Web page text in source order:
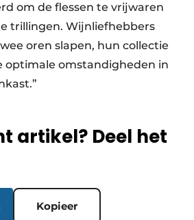
om de flessen te vrijwaren
trillingen. Wijnliefhebbers
oren slapen, hun collectie
optimale omstandigheden in
artikel? Deel het
Kopieer